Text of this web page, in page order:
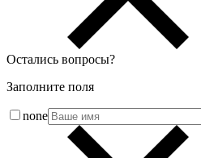
Остались вопросы?
Заполните поля
none